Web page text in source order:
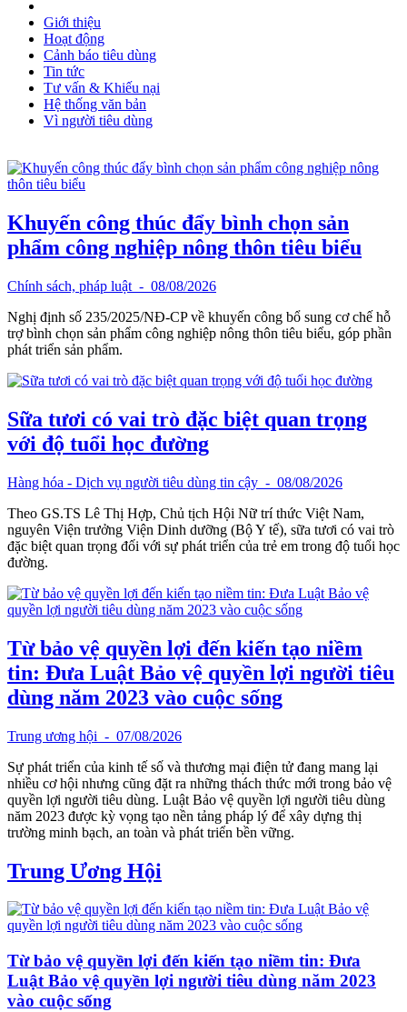
Giới thiệu
Hoạt động
Cảnh báo tiêu dùng
Tin tức
Tư vấn & Khiếu nại
Hệ thống văn bản
Vì người tiêu dùng
Khuyến công thúc đẩy bình chọn sản
phẩm công nghiệp nông thôn tiêu biểu
Chính sách, pháp luật - 08/08/2026
Nghị định số 235/2025/NĐ-CP về khuyến công bổ sung cơ chế hỗ
trợ bình chọn sản phẩm công nghiệp nông thôn tiêu biểu, góp phần
phát triển sản phẩm.
Sữa tươi có vai trò đặc biệt quan trọng
với độ tuổi học đường
Hàng hóa - Dịch vụ người tiêu dùng tin cậy - 08/08/2026
Theo GS.TS Lê Thị Hợp, Chủ tịch Hội Nữ trí thức Việt Nam,
nguyên Viện trưởng Viện Dinh dưỡng (Bộ Y tế), sữa tươi có vai trò
đặc biệt quan trọng đối với sự phát triển của trẻ em trong độ tuổi học
đường.
Từ bảo vệ quyền lợi đến kiến tạo niềm
tin: Đưa Luật Bảo vệ quyền lợi người tiêu
dùng năm 2023 vào cuộc sống
Trung ương hội - 07/08/2026
Sự phát triển của kinh tế số và thương mại điện tử đang mang lại
nhiều cơ hội nhưng cũng đặt ra những thách thức mới trong bảo vệ
quyền lợi người tiêu dùng. Luật Bảo vệ quyền lợi người tiêu dùng
năm 2023 được kỳ vọng tạo nền tảng pháp lý để xây dựng thị
trường minh bạch, an toàn và phát triển bền vững.
Trung Ương Hội
Từ bảo vệ quyền lợi đến kiến tạo niềm tin: Đưa
Luật Bảo vệ quyền lợi người tiêu dùng năm 2023
vào cuộc sống